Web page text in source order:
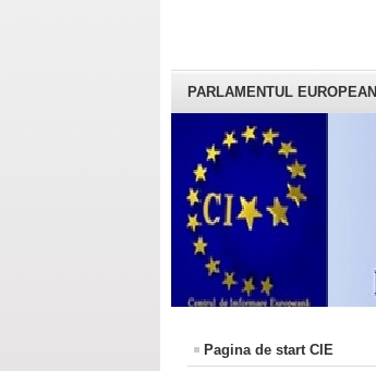
PARLAMENTUL EUROPEAN
Pagina de start CIE